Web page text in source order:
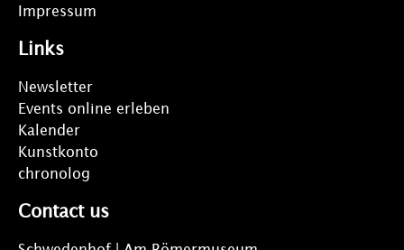
Impressum
Links
Newsletter
Events online erleben
Kalender
Kunstkonto
chronolog
Contact us